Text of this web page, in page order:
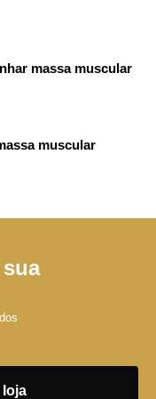
massa muscular
muscular